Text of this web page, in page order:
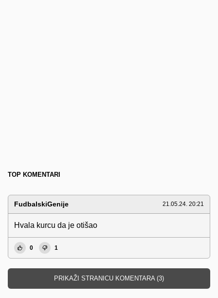
TOP KOMENTARI
FudbalskiGenije 21.05.24. 20:21
Hvala kurcu da je otišao
0 1
PRIKAŽI STRANICU KOMENTARA (3)